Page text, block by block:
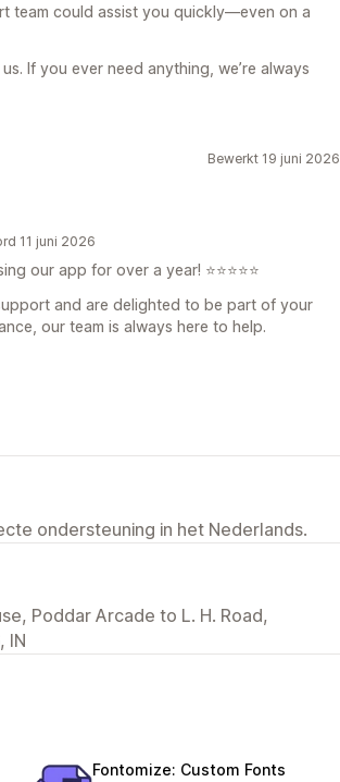
team could assist you quickly—even on a
If you ever need anything, we’re always
Bewerkt 19 juni 2026
11 juni 2026
our app for over a year! ⭐⭐⭐⭐⭐
and are delighted to be part of your
our team is always here to help.
ondersteuning in het Nederlands.
Poddar Arcade to L. H. Road,
IN
Fontomize: Custom Fonts